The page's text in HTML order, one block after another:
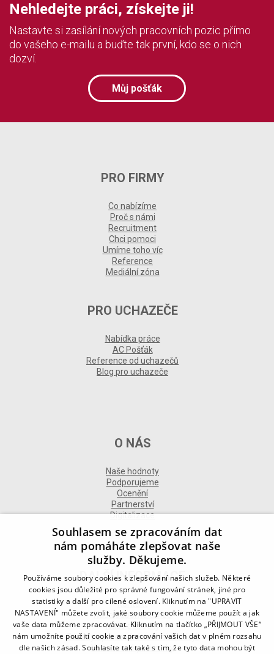
Nehledejte práci, získejte ji!
Nastavte si zasílání nových pracovních pozic přímo
do vašeho e-mailu a buďte tak první, kdo se o nich
dozví.
Můj pošťák
PRO FIRMY
Co nabízíme
Proč s námi
Recruitment
Chci pomoci
Umíme toho víc
Reference
Mediální zóna
PRO UCHAZEČE
Nabídka práce
AC Pošťák
Reference od uchazečů
Blog pro uchazeče
O NÁS
Naše hodnoty
Podporujeme
Ocenění
Partnerství
Digitalizace
DALŠÍ INFORMACE
Kontakt
Naše odborné divize
Naše pobočky
Zásady zpracování osobních údajů
Všeobecné podmínky
Souhlasem se zpracováním dat
nám pomáháte zlepšovat naše
služby. Děkujeme.
Používáme soubory cookies k zlepšování našich služeb. Některé
cookies jsou důležité pro správné fungování stránek, jiné pro
statistiky a další pro cílené oslovení. Kliknutím na "UPRAVIT
NASTAVENÍ" můžete zvolit, jaké soubory cookie můžeme použít a jak
vaše data můžeme zpracovávat. Kliknutím na tlačítko „PŘIJMOUT VŠE“
nám umožníte použití cookie a zpracování vašich dat v plném rozsahu
dle našich zásad. Souhlasíte tak také s tím, že tyto data mohou být